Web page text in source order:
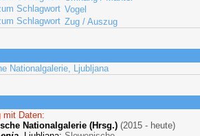
Vogel
Zug / Auszug
Nationalgalerie, Ljubljana
mit Daten:
Nationalgalerie (Hrsg.) (2015 - heute)